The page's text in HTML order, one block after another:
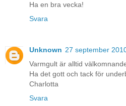
Ha en bra vecka!
Svara
Unknown 27 september
Varmgult är alltid
Ha det gott och tack för
Charlotta
Svara